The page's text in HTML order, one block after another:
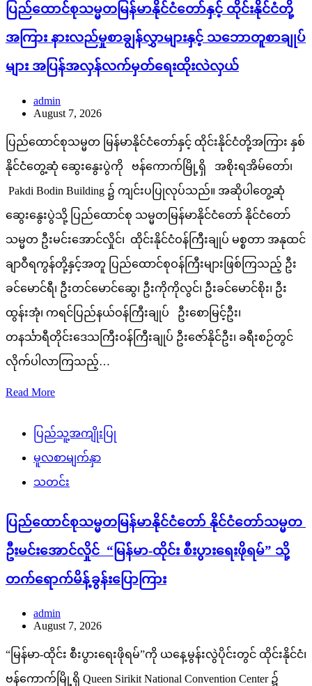
ပြည်ထောင်စုသမ္မတမြန်မာနိုင်ငံတော်နှင့် ထိုင်းနိုင်ငံတို့
အကြား နားလည်မှုစာချွန်လွှာများနှင့် သဘောတူစာချုပ်
များ အပြန်အလှန်လက်မှတ်ရေးထိုးလဲလှယ်
admin
August 7, 2026
ပြည်ထောင်စုသမ္မတ မြန်မာနိုင်ငံတော်နှင့် ထိုင်းနိုင်ငံတို့အကြား နှစ်
နိုင်ငံတွေ့ဆုံ ဆွေးနွေးပွဲကို ဗန်ကောက်မြို့ရှိ အစိုးရအိမ်တော်၊
Pakdi Bodin Building ၌ ကျင်းပပြုလုပ်သည်။ အဆိုပါတွေ့ဆုံ
ဆွေးနွေးပွဲသို့ ပြည်ထောင်စု သမ္မတမြန်မာနိုင်ငံတော် နိုင်ငံတော်
သမ္မတ ဦးမင်းအောင်လှိုင်၊ ထိုင်းနိုင်ငံဝန်ကြီးချုပ် မစ္စတာ အနုထင်
ချာဝီရကွန်တို့နှင့်အတူ ပြည်ထောင်စုဝန်ကြီးများဖြစ်ကြသည့် ဦး
ခင်မောင်ရီ၊ ဦးတင်မောင်ဆွေ၊ ဦးကိုကိုလွင်၊ ဦးခင်မောင်စိုး၊ ဦး
ထွန်းအုံ၊ ကရင်ပြည်နယ်ဝန်ကြီးချုပ် ဦးစောမြင့်ဦး၊
တနင်္သာရီတိုင်းဒေသကြီးဝန်ကြီးချုပ် ဦးဇော်နိုင်ဦး၊ ခရီးစဉ်တွင်
လိုက်ပါလာကြသည့်…
Read More
ပြည်သူ့အကျိုးပြု
မူလစာမျက်နှာ
သတင်း
ပြည်ထောင်စုသမ္မတမြန်မာနိုင်ငံတော် နိုင်ငံတော်သမ္မတ
ဦးမင်းအောင်လှိုင် “မြန်မာ-ထိုင်း စီးပွားရေးဖိုရမ်” သို့
တက်ရောက်မိန့်ခွန်းပြောကြား
admin
August 7, 2026
“မြန်မာ-ထိုင်း စီးပွားရေးဖိုရမ်”ကို ယနေ့မွန်းလွဲပိုင်းတွင် ထိုင်းနိုင်ငံ၊
ဗန်ကောက်မြို့ရှိ Queen Sirikit National Convention Center ၌